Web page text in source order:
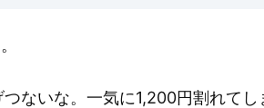
ないな。一気に1,200円割れてし